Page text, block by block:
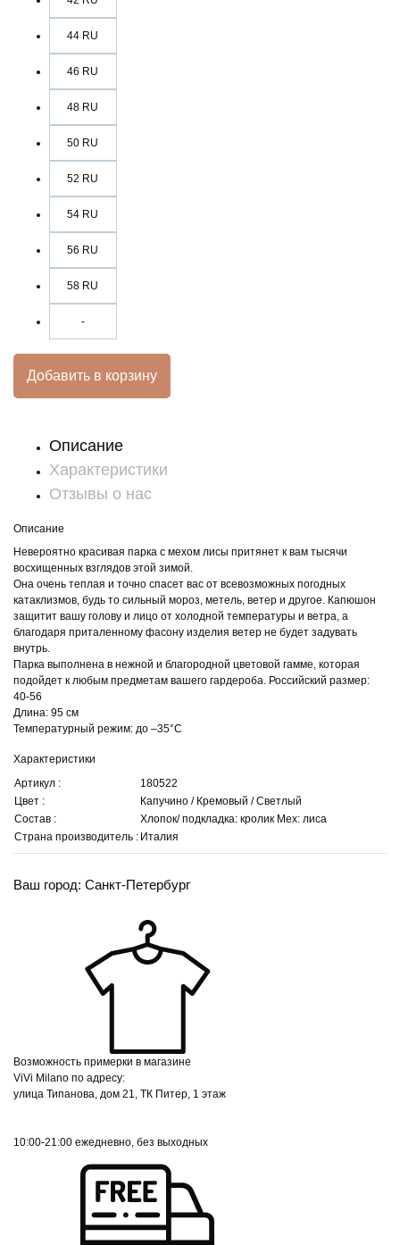
44 RU
46 RU
48 RU
50 RU
52 RU
54 RU
56 RU
58 RU
-
Добавить в корзину
Описание
Характеристики
Отзывы о нас
Описание
Невероятно красивая парка с мехом лисы притянет к вам тысячи
восхищенных взглядов этой зимой.
Она очень теплая и точно спасет вас от всевозможных погодных
катаклизмов, будь то сильный мороз, метель, ветер и другое. Капюшон
защитит вашу голову и лицо от холодной температуры и ветра, а
благодаря приталенному фасону изделия ветер не будет задувать
внутрь.
Парка выполнена в нежной и благородной цветовой гамме, которая
подойдет к любым предметам вашего гардероба. Российский размер:
40-56
Длина: 95 см
Температурный режим: до –35°С
Характеристики
Артикул :
180522
Цвет :
Капучино / Кремовый / Светлый
Состав :
Хлопок/ подкладка: кролик Мех: лиса
Страна производитель : Италия
Ваш город: Санкт-Петербург
Возможность примерки в магазине
ViVi Milano по адресу:
улица Типанова, дом 21, ТК Питер, 1 этаж
10:00-21:00 ежедневно, без выходных